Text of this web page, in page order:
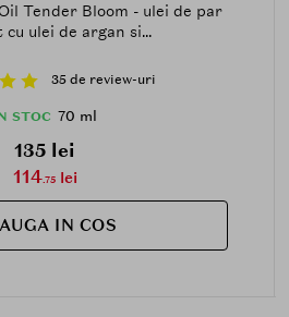
Tender Bloom - ulei de par
ulei de argan si...
35 de review-uri
STOC 70 ml
135 lei
114.75lei
IN COS